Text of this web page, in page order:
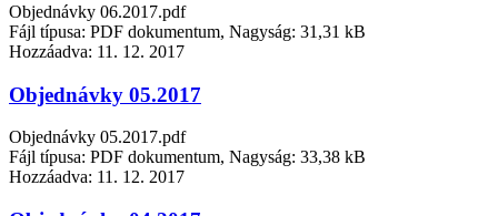
Objednávky 06.2017.pdf
Fájl típusa: PDF dokumentum, Nagyság: 31,31 kB
Hozzáadva: 11. 12. 2017
Objednávky 05.2017
Objednávky 05.2017.pdf
Fájl típusa: PDF dokumentum, Nagyság: 33,38 kB
Hozzáadva: 11. 12. 2017